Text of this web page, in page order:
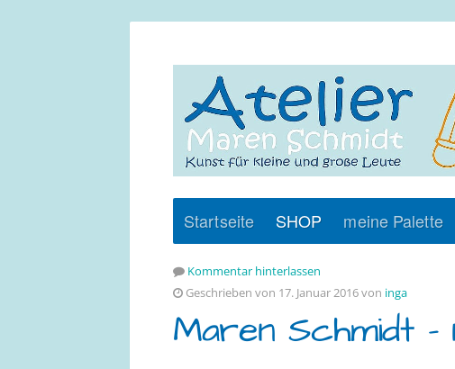
Startseite SHOP meine Palette
Kommentar hinterlassen
Geschrieben von 17. Januar 2016 von inga
Maren Schmidt –